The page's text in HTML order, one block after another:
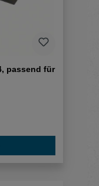
passend für